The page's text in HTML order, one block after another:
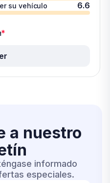
su vehículo 6.6
*
a nuestro
informado
especiales.